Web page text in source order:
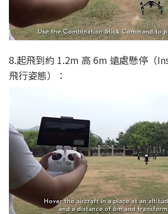
8.起飛到約 1.2m 高 6m 遠處懸停（
飛行姿態）：